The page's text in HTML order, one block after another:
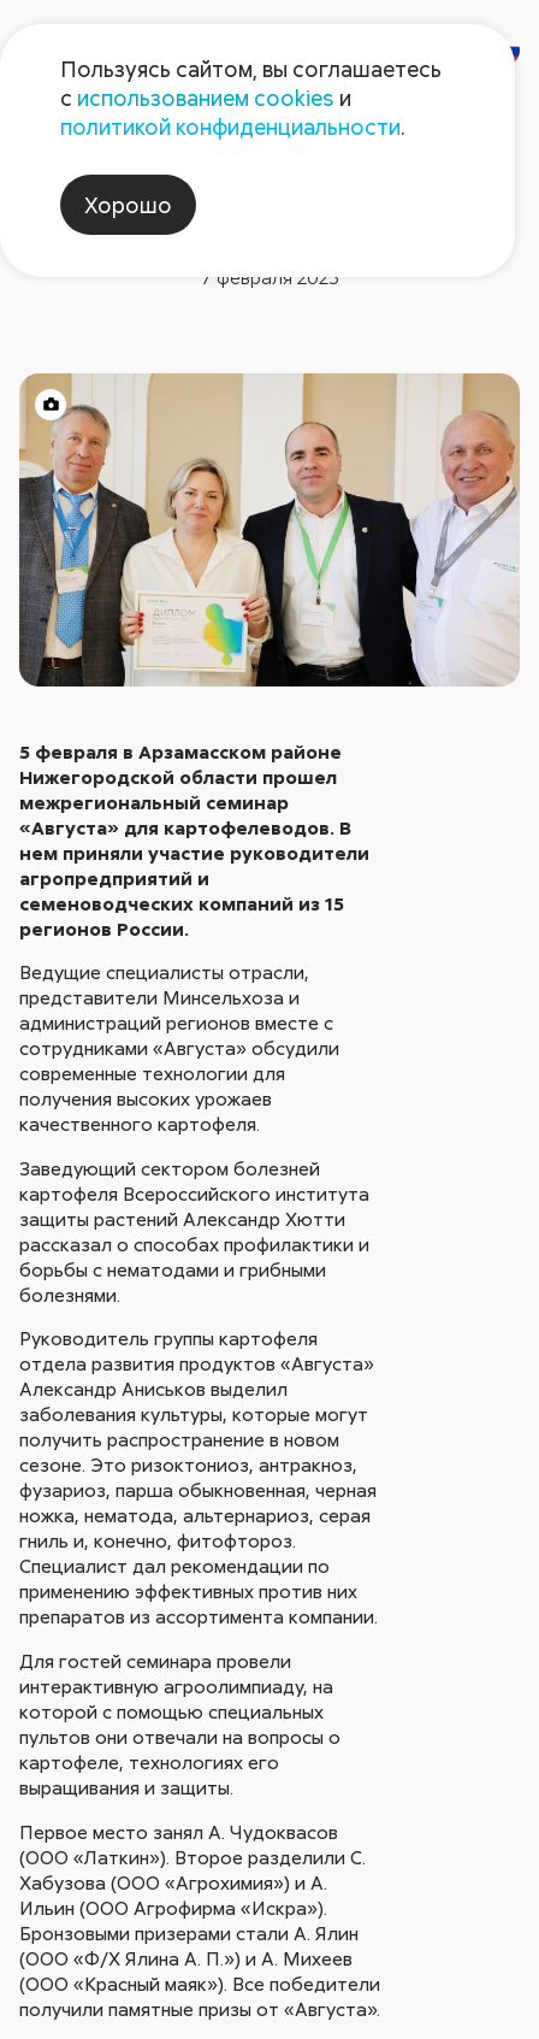
Новости компании
Семинар «Августа» по
защите картофеля
7 февраля 2025
5 февраля в Арзамасском районе
Нижегородской области прошел
межрегиональный семинар
«Августа» для картофелеводов. В
нем приняли участие руководители
агропредприятий и
семеноводческих компаний из 15
регионов России.
Ведущие специалисты отрасли,
представители Минсельхоза и
администраций регионов вместе с
сотрудниками «Августа» обсудили
современные технологии для
получения высоких урожаев
качественного картофеля.
Заведующий сектором болезней
картофеля Всероссийского института
защиты растений Александр Хютти
рассказал о способах профилактики и
борьбы с нематодами и грибными
болезнями.
Руководитель группы картофеля
отдела развития продуктов «Августа»
Александр Аниськов выделил
заболевания культуры, которые могут
получить распространение в новом
сезоне. Это ризоктониоз, антракноз,
фузариоз, парша обыкновенная, черная
ножка, нематода, альтернариоз, серая
гниль и, конечно, фитофтороз.
Специалист дал рекомендации по
применению эффективных против них
препаратов из ассортимента компании.
Для гостей семинара провели
интерактивную агроолимпиаду, на
которой с помощью специальных
пультов они отвечали на вопросы о
картофеле, технологиях его
выращивания и защиты.
Первое место занял А. Чудоквасов
(ООО «Латкин»). Второе разделили С.
Хабузова (ООО «Агрохимия») и А.
Ильин (ООО Агрофирма «Искра»).
Бронзовыми призерами стали А. Ялин
(ООО «Ф/Х Ялина А. П.») и А. Михеев
(ООО «Красный маяк»). Все победители
получили памятные призы от «Августа».
Пользуясь сайтом, вы соглашаетесь
с использованием cookies и
политикой конфиденциальности.
Хорошо